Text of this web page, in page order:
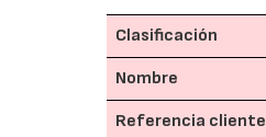
Clasificación
Nombre
Referencia cliente